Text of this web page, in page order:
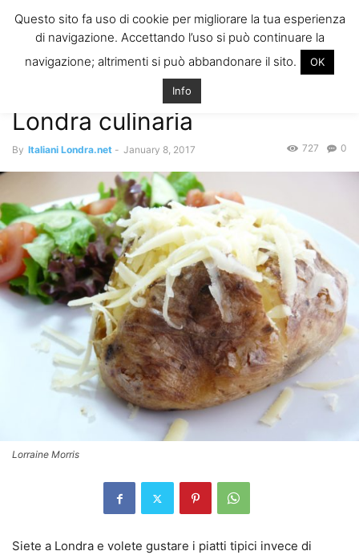
ITALIANI A
LONDRA
Il blog degli Italiani nella rebel city
Home Eventi, Svago and More Londra culinaria
Londra culinaria
By Italiani Londra.net - January 8, 2017 0
727
Lorraine Morris
Siete a Londra e volete gustare i piatti tipici invece di
Questo sito fa uso di cookie per migliorare la tua esperienza
di navigazione. Accettando l’uso si può continuare la
navigazione; altrimenti si può abbandonare il sito.
OK
Info